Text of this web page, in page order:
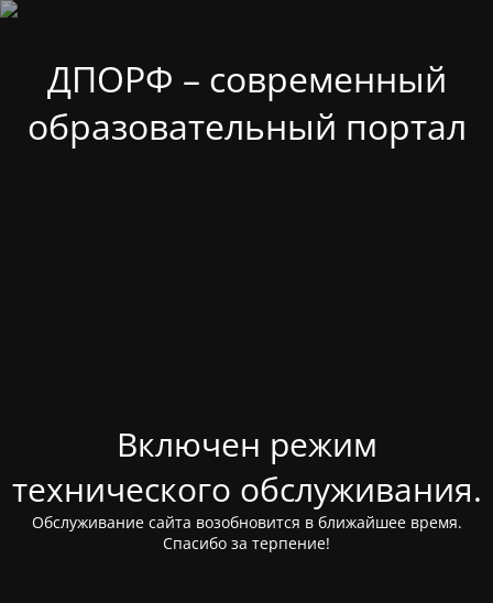
ДПОРФ – современный
образовательный портал
Включен режим
технического обслуживания.
Обслуживание сайта возобновится в ближайшее время.
Спасибо за терпение!